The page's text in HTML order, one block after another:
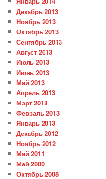
Декабрь 2013
Ноябрь 2013
Октябрь 2013
Сентябрь 2013
Август 2013
Июль 2013
Июнь 2013
Май 2013
Апрель 2013
Март 2013
Февраль 2013
Январь 2013
Декабрь 2012
Ноябрь 2012
Май 2011
Май 2009
Октябрь 2008